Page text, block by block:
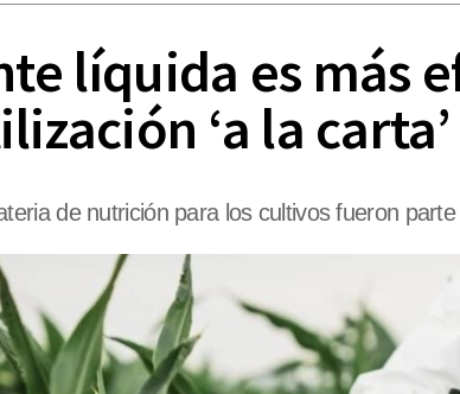
líquida es más
‘a la carta’
de nutrición para los cultivos fueron